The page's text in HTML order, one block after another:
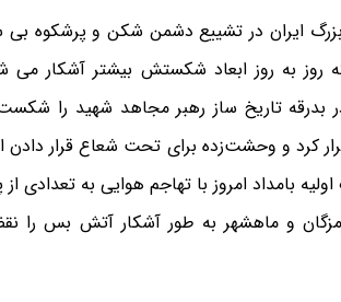
ایران در تشییع دشمن شکن و پرشکوه بی
که روز به روز ابعاد شکستش بیشتر آشکار
بدرقه تاریخ ساز رهبر مجاهد شهید را شکست
کرد و وحشت‌زده برای تحت شعاع قرار
بامداد امروز با تهاجم هوایی به تعدادی
و ماهشهر به طور آشکار آتش بس را نقض